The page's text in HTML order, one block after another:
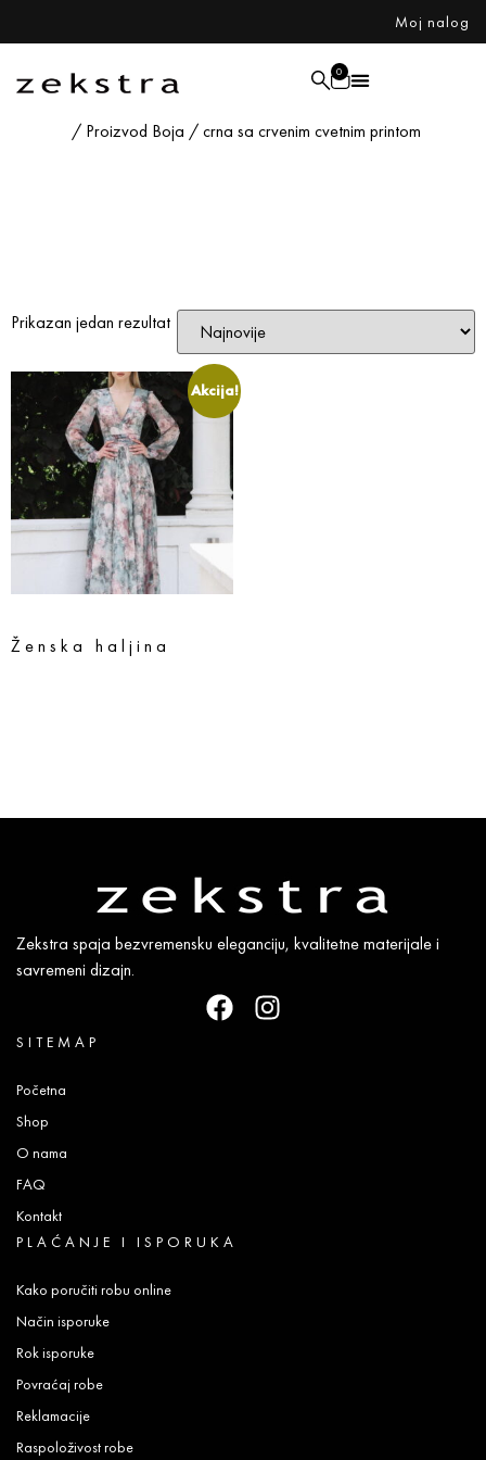
Moj nalog
0
/ Proizvod Boja / crna sa crvenim cvetnim printom
Prikazan jedan rezultat
Akcija!
Ženska haljina
Zekstra spaja bezvremensku eleganciju, kvalitetne materijale i
savremeni dizajn.
SITEMAP
Početna
Shop
O nama
FAQ
Kontakt
PLAĆANJE I ISPORUKA
Kako poručiti robu online
Način isporuke
Rok isporuke
Povraćaj robe
Reklamacije
Raspoloživost robe